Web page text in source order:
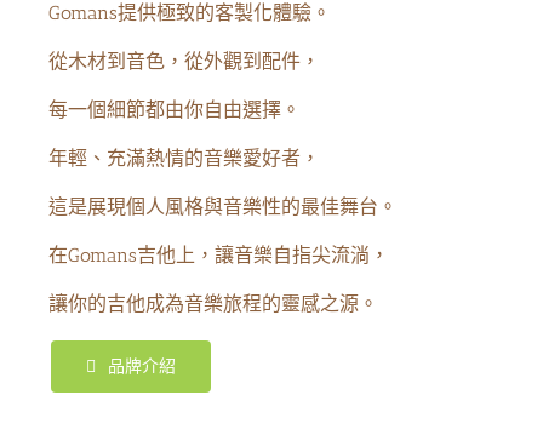
Gomans提供極致的客製化體驗。
從木材到音色，從外觀到配件，
每一個細節都由你自由選擇。
年輕、充滿熱情的音樂愛好者，
這是展現個人風格與音樂性的最佳舞台。
在Gomans吉他上，讓音樂自指尖流淌，
讓你的吉他成為音樂旅程的靈感之源。
品牌介紹